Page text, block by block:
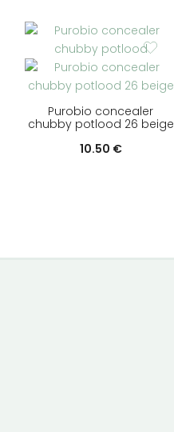
Purobio concealer
chubby potlood 26 beige
10.50 €